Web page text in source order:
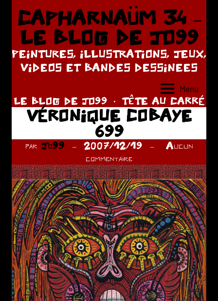
Aller
contenu
CAPHARNAÜM 34 –
LE BLOG DE JO99
PEINTURES, ILLUSTRATIONS, JEUX,
VIDEOS ET BANDES DESSINEES
Menu
LE BLOG DE JO99 TÊTE AU CARRÉ
VÉRONIQUE COBAYE
699
par Jo99 2007/12/19
Aucun
commentaire